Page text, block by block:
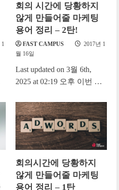
1
회의 시간에 당황하지
않게 만들어줄 마케팅
용어 정리 – 2탄!
FAST CAMPUS
2017년 1
월 16일
Last updated on 3월 6th,
2025 at 02:19 오후 이번 프
것 같나? 만약...
회의시간에 당황하지
않게 만들어줄 마케팅
용어 정리 – 1탄